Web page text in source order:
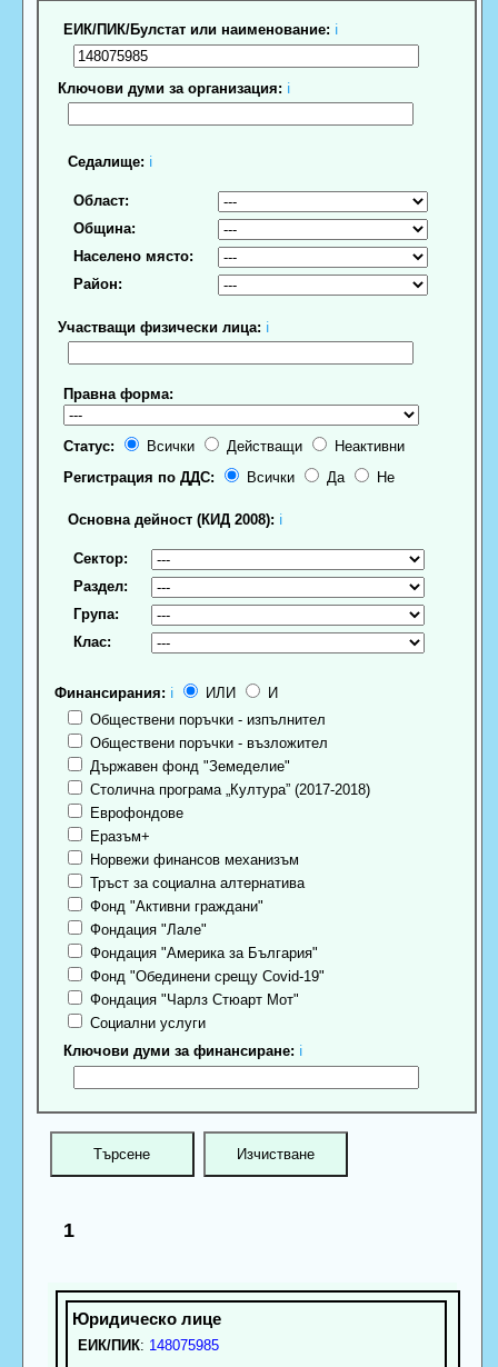
ЕИК/ПИК/Булстат или наименование: ℹ
Ключови думи за организация: ℹ
Седалище: ℹ
Област:
Община:
Населено място:
Район:
Участващи физически лица: ℹ
Правна форма:
Статус: Всички Действащи
Неактивни
Регистрация по ДДС:
Всички Да Не
Основна дейност (КИД 2008): ℹ
Сектор:
Раздел:
Група:
Клас:
Финансирания: ℹ ИЛИ
И
Обществени поръчки - изпълнител
Обществени поръчки - възложител
Държавен фонд "Земеделие"
Столична програма „Култура” (2017-2018)
Еврофондове
Еразъм+
Норвежи финансов механизъм
Тръст за социална алтернатива
Фонд "Активни граждани"
Фондация "Лале"
Фондация "Америка за България"
Фонд "Обединени срещу Covid-19"
Фондация "Чарлз Стюарт Мот"
Социални услуги
Ключови думи за финансиране: ℹ
1
ЕИК/ПИК: 148075985